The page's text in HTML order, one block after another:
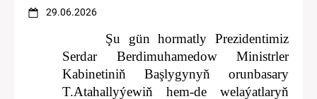
29.06.2026
Şu gün hormatly Prezidentimiz
Serdar Berdimuhamedow Ministrler
Kabinetiniň Başlygynyň orunbasary
T.Atahallyýewiň hem-de welaýatlaryň